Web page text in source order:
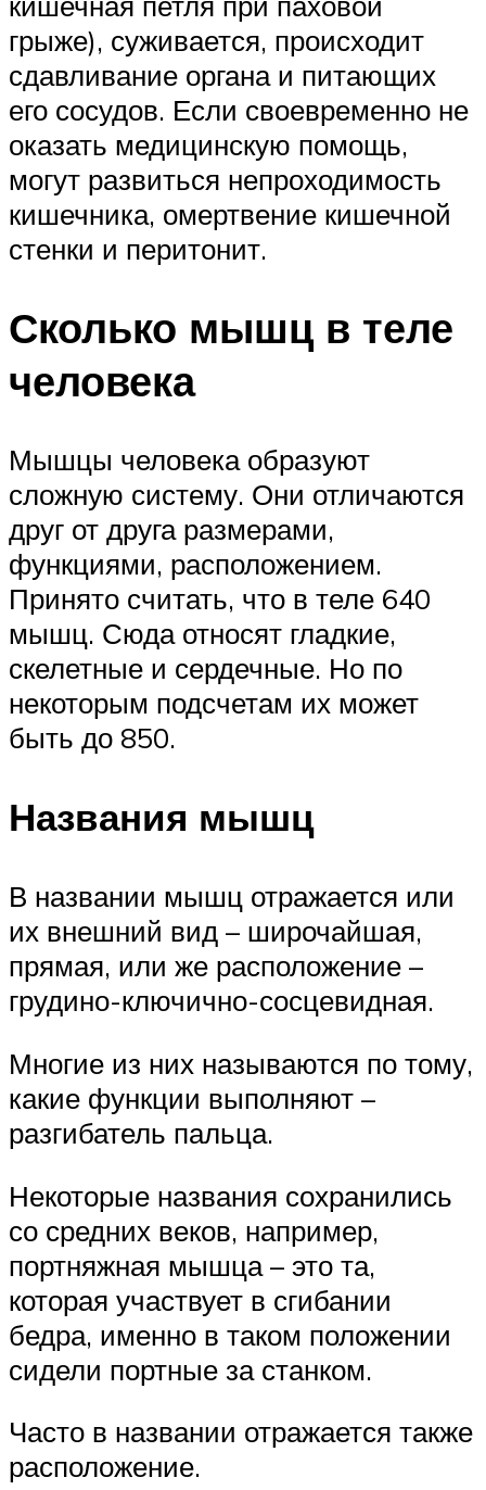
грыже), суживается, происходит
сдавливание органа и питающих
его сосудов. Если своевременно не
оказать медицинскую помощь,
могут развиться непроходимость
кишечника, омертвение кишечной
стенки и перитонит.
Сколько мышц в теле
человека
Мышцы человека образуют
сложную систему. Они отличаются
друг от друга размерами,
функциями, расположением.
Принято считать, что в теле 640
мышц. Сюда относят гладкие,
скелетные и сердечные. Но по
некоторым подсчетам их может
быть до 850.
Названия мышц
В названии мышц отражается или
их внешний вид – широчайшая,
прямая, или же расположение –
грудино-ключично-сосцевидная.
Многие из них называются по тому,
какие функции выполняют –
разгибатель пальца.
Некоторые названия сохранились
со средних веков, например,
портняжная мышца – это та,
которая участвует в сгибании
бедра, именно в таком положении
сидели портные за станком.
Часто в названии отражается также
расположение.